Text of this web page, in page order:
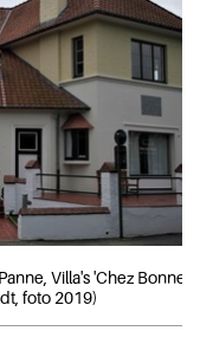
Villa's 'Chez Bonne
foto 2019)